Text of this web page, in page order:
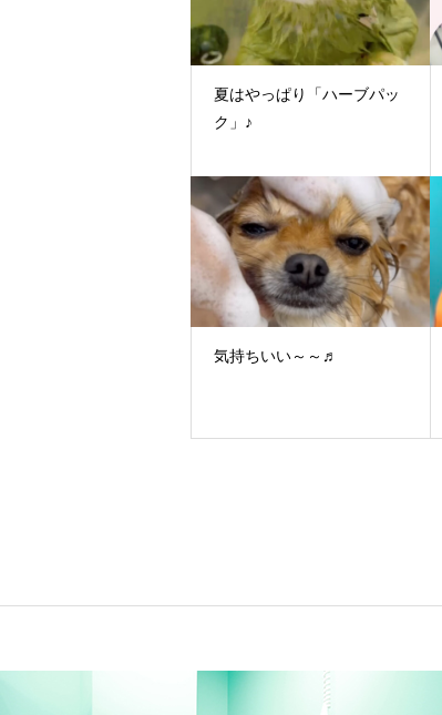
夏はやっぱり「ハーブパッ
ク」♪
気持ちいい～～♬